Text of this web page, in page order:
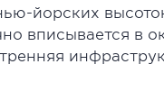
йорских
вписывается в